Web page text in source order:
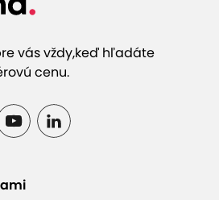
vás vždy,keď hľadáte
cenu.